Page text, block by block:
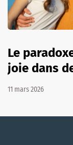
Le
joie dans
11 mars 2026